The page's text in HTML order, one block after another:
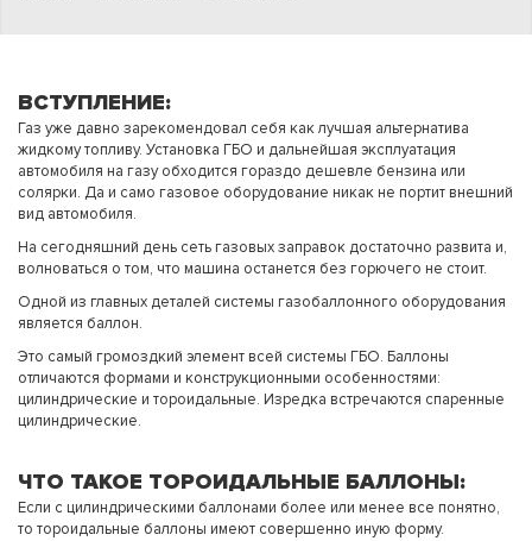
ВСТУПЛЕНИЕ:
Газ уже давно зарекомендовал себя как лучшая альтернатива
жидкому топливу. Установка ГБО и дальнейшая эксплуатация
автомобиля на газу обходится гораздо дешевле бензина или
солярки. Да и само газовое оборудование никак не портит внешний
вид автомобиля.
На сегодняшний день сеть газовых заправок достаточно развита и,
волноваться о том, что машина останется без горючего не стоит.
Одной из главных деталей системы газобаллонного оборудования
является баллон.
Это самый громоздкий элемент всей системы ГБО. Баллоны
отличаются формами и конструкционными особенностями:
цилиндрические и тороидальные. Изредка встречаются спаренные
цилиндрические.
ЧТО ТАКОЕ ТОРОИДАЛЬНЫЕ БАЛЛОНЫ:
Если с цилиндрическими баллонами более или менее все понятно,
то тороидальные баллоны имеют совершенно иную форму.